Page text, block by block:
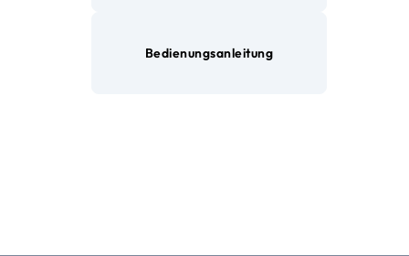
Bedienungsanleitung